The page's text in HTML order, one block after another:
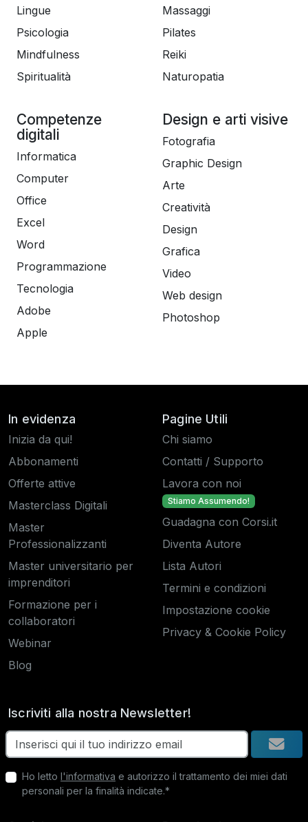
Lingue
Psicologia
Mindfulness
Spiritualità
Massaggi
Pilates
Reiki
Naturopatia
Competenze
digitali
Informatica
Computer
Office
Excel
Word
Programmazione
Tecnologia
Adobe
Apple
Design e arti visive
Fotografia
Graphic Design
Arte
Creatività
Design
Grafica
Video
Web design
Photoshop
In evidenza
Inizia da qui!
Abbonamenti
Offerte attive
Masterclass Digitali
Master
Professionalizzanti
Master universitario per
imprenditori
Formazione per i
collaboratori
Webinar
Blog
Pagine Utili
Chi siamo
Contatti / Supporto
Lavora con noi
Stiamo Assumendo!
Guadagna con Corsi.it
Diventa Autore
Lista Autori
Termini e condizioni
Impostazione cookie
Privacy & Cookie Policy
Iscriviti alla nostra Newsletter!
Ho letto l'informativa e autorizzo il trattamento dei miei dati
personali per la finalità indicate.*